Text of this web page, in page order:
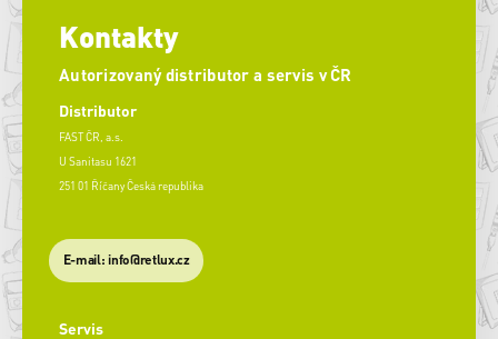
Kontakty
Autorizovaný distributor a servis v ČR
Distributor
FAST ČR, a.s.
U Sanitasu 1621
251 01 Říčany Česká republika
E-mail: info@retlux.cz
Servis